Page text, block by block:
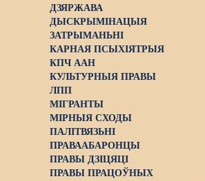
ДЗЯРЖАВА
ДЫСКРЫМІНАЦЫЯ
ЗАТРЫМАНЬНІ
КАРНАЯ ПСЫХІЯТРЫЯ
КПЧ ААН
КУЛЬТУРНЫЯ ПРАВЫ
ЛПП
МІГРАНТЫ
МІРНЫЯ СХОДЫ
ПАЛІТВЯЗЬНІ
ПРАВААБАРОНЦЫ
ПРАВЫ ДЗІЦЯЦІ
ПРАВЫ ПРАЦОЎНЫХ